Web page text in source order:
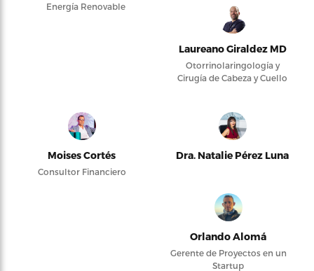
Energía Renovable
Laureano Giraldez MD
Otorrinolaringología y
Cirugía de Cabeza y Cuello
Moises Cortés
Consultor Financiero
Dra. Natalie Pérez Luna
Orlando Alomá
Gerente de Proyectos en un
Startup